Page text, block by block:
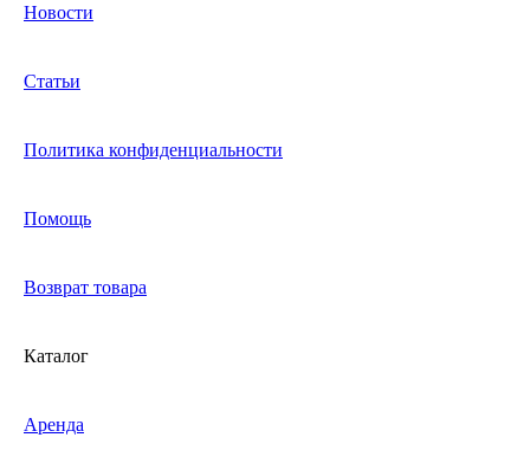
Новости
Статьи
Политика конфиденциальности
Помощь
Возврат товара
Каталог
Аренда